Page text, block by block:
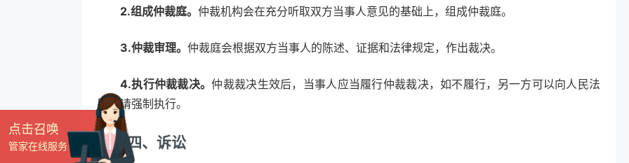
2.组成仲裁庭。 仲裁机构会在充分听取双方当事人意见的基础上，组成仲裁庭。
3.仲裁审理。 仲裁庭会根据双方当事人的陈述、证据和法律规定，作出裁决。
4.执行仲裁裁决。仲裁裁决生效后，当事人应当履行仲裁裁决，如不履行，另一方可以向人民法
院申请强制执行。
四、诉讼
点击召唤
管家在线服务